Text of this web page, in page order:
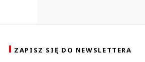
ZAPISZ SIĘ DO NEWSLETTERA